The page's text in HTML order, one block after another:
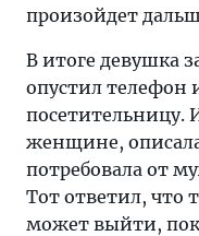
произойдет
В итоге девушка
опустил телефон
посетительницу.
женщине,
потребовала от
Тот ответил, что
может выйти,